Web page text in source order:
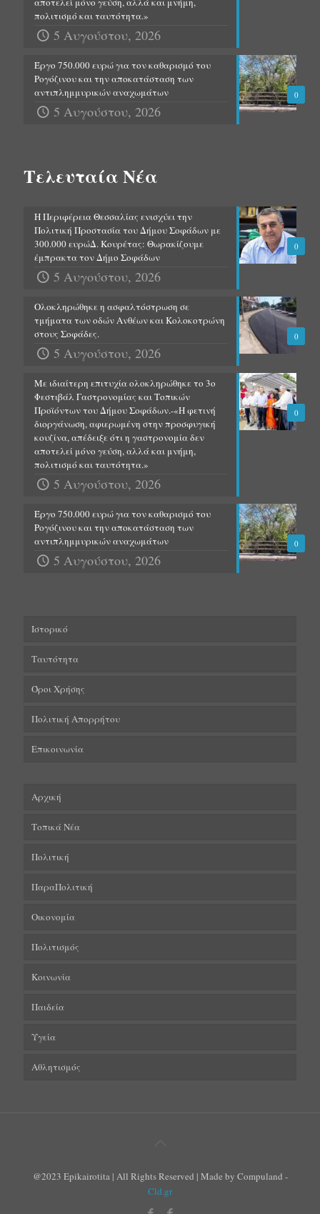
πολιτισμό και ταυτότητα.»
5 Αυγούστου, 2026
0
Έργο 750.000 ευρώ για τον καθαρισμό του
Ρογόζινου και την αποκατάσταση των
αντιπλημμυρικών αναχωμάτων
5 Αυγούστου, 2026
Τελευταία Νέα
0
Η Περιφέρεια Θεσσαλίας ενισχύει την
Πολιτική Προστασία του Δήμου Σοφάδων με
300.000 ευρώΔ. Κουρέτας: Θωρακίζουμε
έμπρακτα τον Δήμο Σοφάδων
5 Αυγούστου, 2026
0
Ολοκληρώθηκε η ασφαλτόστρωση σε
τμήματα των οδών Ανθέων και Κολοκοτρώνη
στους Σοφάδες.
5 Αυγούστου, 2026
0
Με ιδιαίτερη επιτυχία ολοκληρώθηκε το 3ο
Φεστιβάλ Γαστρονομίας και Τοπικών
Προϊόντων του Δήμου Σοφάδων.-«Η φετινή
διοργάνωση, αφιερωμένη στην προσφυγική
κουζίνα, απέδειξε ότι η γαστρονομία δεν
αποτελεί μόνο γεύση, αλλά και μνήμη,
πολιτισμό και ταυτότητα.»
5 Αυγούστου, 2026
0
Έργο 750.000 ευρώ για τον καθαρισμό του
Ρογόζινου και την αποκατάσταση των
αντιπλημμυρικών αναχωμάτων
5 Αυγούστου, 2026
Ιστορικό
Ταυτότητα
Όροι Χρήσης
Πολιτική Απορρήτου
Επικοινωνία
Αρχική
Τοπικά Νέα
Πολιτική
ΠαραΠολιτική
Οικονομία
Πολιτισμός
Κοινωνία
Παιδεία
Υγεία
Αθλητισμός
@2023 Epikairotita | All Rights Reserved | Made by Compuland -
Cld.gr